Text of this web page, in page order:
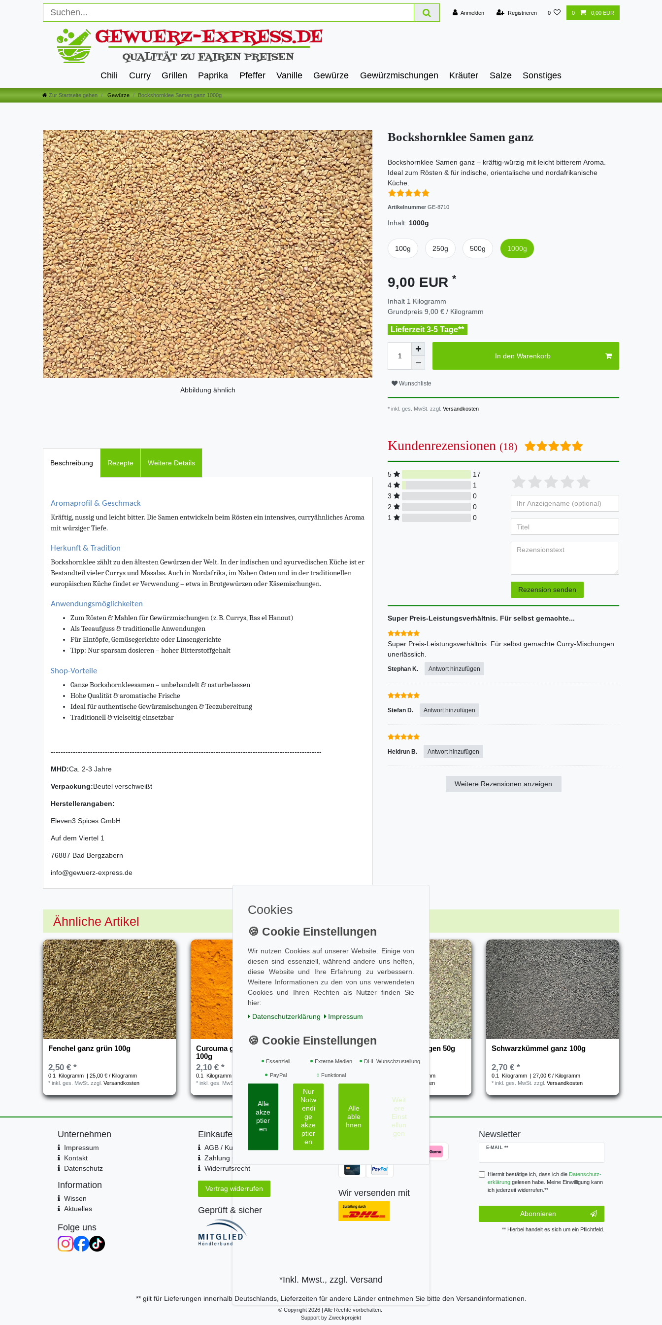
Anmelden Registrieren 0 0 0,00 EUR
Chili Curry Grillen Paprika Pfeffer Vanille Gewürze Gewürzmischungen Kräuter Salze Sonstiges
Zur Startseite gehen Gewürze Bockshornklee Samen ganz 1000g
Abbildung ähnlich
Bockshornklee Samen ganz
Bockshornklee Samen ganz – kräftig-würzig mit leicht bitterem Aroma.
Ideal zum Rösten & für indische, orientalische und nordafrikanische
Küche.
Artikelnummer GE-8710
Inhalt: 1000g
100g 250g 500g 1000g
9,00 EUR *
Inhalt 1 Kilogramm
Grundpreis 9,00 € / Kilogramm
Lieferzeit 3-5 Tage**
In den Warenkorb
Wunschliste
* inkl. ges. MwSt. zzgl. Versandkosten
Beschreibung Rezepte Weitere Details
Aromaprofil & Geschmack
Kräftig, nussig und leicht bitter. Die Samen entwickeln beim Rösten ein intensives, curryähnliches Aroma
mit würziger Tiefe.
Herkunft & Tradition
Bockshornklee zählt zu den ältesten Gewürzen der Welt. In der indischen und ayurvedischen Küche ist er
Bestandteil vieler Currys und Masalas. Auch in Nordafrika, im Nahen Osten und in der traditionellen
europäischen Küche findet er Verwendung – etwa in Brotgewürzen oder Käsemischungen.
Anwendungsmöglichkeiten
Zum Rösten & Mahlen für Gewürzmischungen (z. B. Currys, Ras el Hanout)
Als Teeaufguss & traditionelle Anwendungen
Für Eintöpfe, Gemüsegerichte oder Linsengerichte
Tipp: Nur sparsam dosieren – hoher Bitterstoffgehalt
Shop-Vorteile
Ganze Bockshornkleesamen – unbehandelt & naturbelassen
Hohe Qualität & aromatische Frische
Ideal für authentische Gewürzmischungen & Teezubereitung
Traditionell & vielseitig einsetzbar
--------------------------------------------------------------------------------------------------------------
MHD:Ca. 2-3 Jahre
Verpackung:Beutel verschweißt
Herstellerangaben:
Eleven3 Spices GmbH
Auf dem Viertel 1
76887 Bad Bergzabern
info@gewuerz-express.de
Kundenrezensionen (18)
5
17
4
1
3
0
2
0
1
0
Bewertungssterne
von
5
4
von
5
3
von
5
2
von
5
1
von
5
Bewertungssternen
Anzeigename
(optional)
Rezension senden
Super Preis-Leistungsverhältnis. Für selbst gemachte...
Super Preis-Leistungsverhältnis. Für selbst gemachte Curry-Mischungen
unerlässlich.
Stephan K. Antwort hinzufügen
Stefan D. Antwort hinzufügen
Heidrun B. Antwort hinzufügen
Weitere Rezensionen anzeigen
Ähnliche Artikel
Fenchel ganz grün 100g
2,50 € *
0.1 Kilogramm
| 25,00 € / Kilogramm
*inkl. ges. MwSt. zzgl.Versandkosten
Curcuma gemahlen - Kurkuma
100g
2,10 € *
0.1 Kilogramm
| 21,00 € / Kilogramm
*inkl. ges. MwSt. zzgl.Versandkosten
Thymian gerebelt Thüringen 50g
0.05
| 36,00 € / Kilogramm
*inkl. ges. MwSt. Versandkosten
Schwarzkümmel ganz 100g
2,70 € *
0.1 Kilogramm
| 27,00 € / Kilogramm
*inkl. ges. MwSt. zzgl.Versandkosten
Unternehmen
Impressum
Kontakt
Datenschutz
Information
Wissen
Aktuelles
Folge uns
Einkaufen
AGB / Kundeninfo
Zahlung und Versand
Widerrufsrecht
Vertrag widerrufen
Geprüft & sicher
Zahle bequem per
Wir versenden mit
Newsletter
E-MAIL **
Newsletter
Hiermit bestätige ich, dass ich die Daten­schutz­
erklärunggelesen habe. Meine Einwilligung kann
ich jederzeit widerrufen.**
Abonnieren
** Hierbei handelt es sich um ein Pflichtfeld.
*Inkl. Mwst., zzgl. Versand
** gilt für Lieferungen innerhalb Deutschlands, Lieferzeiten für andere Länder entnehmen Sie bitte den Versandinformationen.
© Copyright 2026 | Alle Rechte vorbehalten.
Support by Zweckprojekt
Cookies
Wir nutzen Cookies auf unserer Website. Einige von
diesen sind essenziell, während andere uns helfen,
diese Website und Ihre Erfahrung zu verbessern.
Weitere Informationen zu den von uns verwendeten
Cookies und Ihren Rechten als Nutzer finden Sie
hier:
Daten­schutz­erklärung
Impressum
Essenziell Externe Medien DHL Wunschzustellung
PayPal Funktional
Alle
akze
ptier
en
Nur
Notw
endi
ge
akze
ptier
en
Alle
able
hnen
Weit
ere
Einst
ellun
gen